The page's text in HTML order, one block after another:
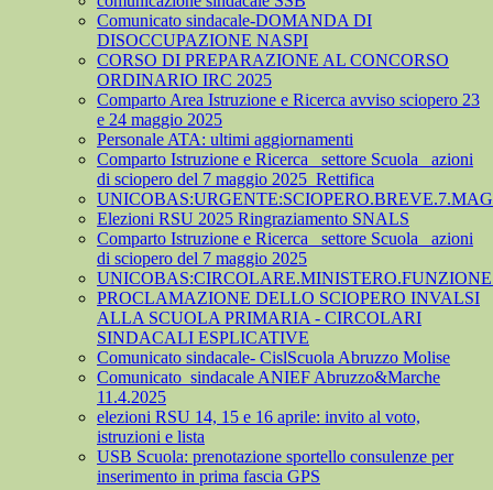
Comunicato sindacale-DOMANDA DI
DISOCCUPAZIONE NASPI
CORSO DI PREPARAZIONE AL CONCORSO
ORDINARIO IRC 2025
Comparto Area Istruzione e Ricerca avviso sciopero 23
e 24 maggio 2025
Personale ATA: ultimi aggiornamenti
Comparto Istruzione e Ricerca_ settore Scuola_ azioni
di sciopero del 7 maggio 2025_Rettifica
Elezioni RSU 2025 Ringraziamento SNALS
Comparto Istruzione e Ricerca_ settore Scuola_ azioni
di sciopero del 7 maggio 2025
PROCLAMAZIONE DELLO SCIOPERO INVALSI
ALLA SCUOLA PRIMARIA - CIRCOLARI
SINDACALI ESPLICATIVE
Comunicato sindacale- CislScuola Abruzzo Molise
Comunicato_sindacale ANIEF Abruzzo&Marche
11.4.2025
elezioni RSU 14, 15 e 16 aprile: invito al voto,
istruzioni e lista
USB Scuola: prenotazione sportello consulenze per
inserimento in prima fascia GPS